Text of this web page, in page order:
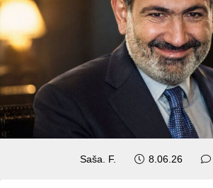
Saša. F. 8.06.26